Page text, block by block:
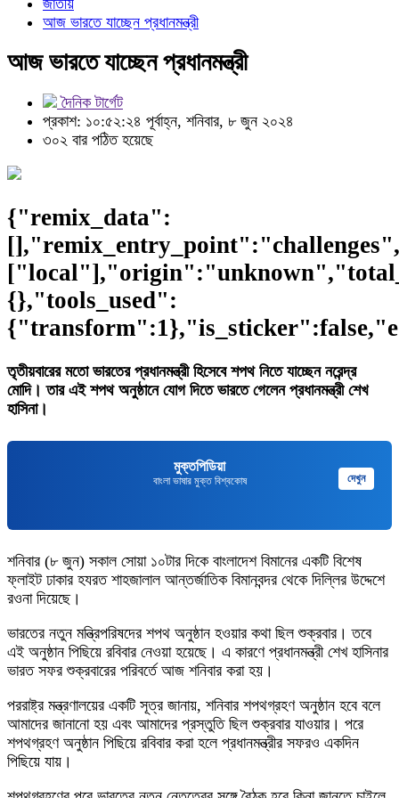
জাতীয়
আজ ভারতে যাচ্ছেন প্রধানমন্ত্রী
আজ ভারতে যাচ্ছেন প্রধানমন্ত্রী
দৈনিক টার্গেট
প্রকাশ: ১০:৫২:২৪ পূর্বাহ্ন, শনিবার, ৮ জুন ২০২৪
৩০২ বার পঠিত হয়েছে
{"remix_data":
{},"tools_used":
তৃতীয়বারের মতো ভারতের প্রধানমন্ত্রী হিসেবে শপথ নিতে যাচ্ছেন নরেন্দ্র
মোদি। তার এই শপথ অনুষ্ঠানে যোগ দিতে ভারতে গেলেন প্রধানমন্ত্রী শেখ
হাসিনা।
মুক্তপিডিয়া
বাংলা ভাষার মুক্ত বিশ্বকোষ দেখুন
শনিবার (৮ জুন) সকাল সোয়া ১০টার দিকে বাংলাদেশ বিমানের একটি বিশেষ
ফ্লাইট ঢাকার হযরত শাহজালাল আন্তর্জাতিক বিমানবন্দর থেকে দিল্লির উদ্দেশে
রওনা দিয়েছে।
ভারতের নতুন মন্ত্রিপরিষদের শপথ অনুষ্ঠান হওয়ার কথা ছিল শুক্রবার। তবে
এই অনুষ্ঠান পিছিয়ে রবিবার নেওয়া হয়েছে। এ কারণে প্রধানমন্ত্রী শেখ হাসিনার
ভারত সফর শুক্রবারের পরিবর্তে আজ শনিবার করা হয়।
পররাষ্ট্র মন্ত্রণালয়ের একটি সূত্র জানায়, শনিবার শপথগ্রহণ অনুষ্ঠান হবে বলে
আমাদের জানানো হয় এবং আমাদের প্রস্তুতি ছিল শুক্রবার যাওয়ার। পরে
শপথগ্রহণ অনুষ্ঠান পিছিয়ে রবিবার করা হলে প্রধানমন্ত্রীর সফরও একদিন
পিছিয়ে যায়।